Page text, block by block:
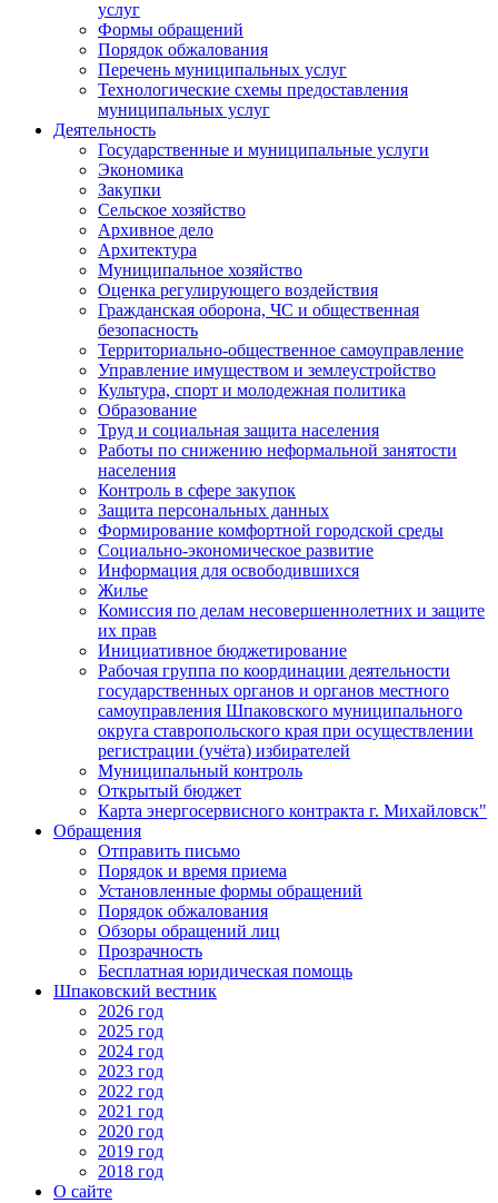
услуг
Формы обращений
Порядок обжалования
Перечень муниципальных услуг
Технологические схемы предоставления
муниципальных услуг
Деятельность
Государственные и муниципальные услуги
Экономика
Закупки
Сельское хозяйство
Архивное дело
Архитектура
Муниципальное хозяйство
Оценка регулирующего воздействия
Гражданская оборона, ЧС и общественная
безопасность
Территориально-общественное самоуправление
Управление имуществом и землеустройство
Культура, спорт и молодежная политика
Образование
Труд и социальная защита населения
Работы по снижению неформальной занятости
населения
Контроль в сфере закупок
Защита персональных данных
Формирование комфортной городской среды
Социально-экономическое развитие
Информация для освободившихся
Жилье
Комиссия по делам несовершеннолетних и защите
их прав
Инициативное бюджетирование
Рабочая группа по координации деятельности
государственных органов и органов местного
самоуправления Шпаковского муниципального
округа ставропольского края при осуществлении
регистрации (учёта) избирателей
Муниципальный контроль
Открытый бюджет
Карта энергосервисного контракта г. Михайловск"
Обращения
Отправить письмо
Порядок и время приема
Установленные формы обращений
Порядок обжалования
Обзоры обращений лиц
Прозрачность
Бесплатная юридическая помощь
Шпаковский вестник
2026 год
2025 год
2024 год
2023 год
2022 год
2021 год
2020 год
2019 год
2018 год
О сайте